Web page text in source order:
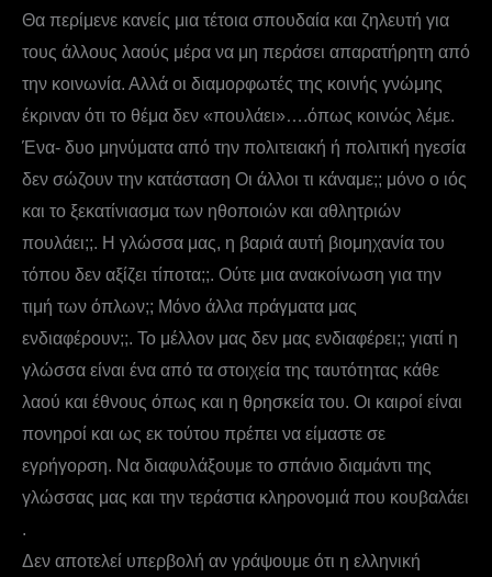
Θα περίμενε κανείς μια τέτοια σπουδαία και ζηλευτή για
τους άλλους λαούς μέρα να μη περάσει απαρατήρητη από
την κοινωνία. Αλλά οι διαμορφωτές της κοινής γνώμης
έκριναν ότι το θέμα δεν «πουλάει»….όπως κοινώς λέμε.
Ένα- δυο μηνύματα από την πολιτειακή ή πολιτική ηγεσία
δεν σώζουν την κατάσταση Οι άλλοι τι κάναμε;; μόνο ο ιός
και το ξεκατίνιασμα των ηθοποιών και αθλητριών
πουλάει;;. Η γλώσσα μας, η βαριά αυτή βιομηχανία του
τόπου δεν αξίζει τίποτα;;. Ούτε μια ανακοίνωση για την
τιμή των όπλων;; Μόνο άλλα πράγματα μας
ενδιαφέρουν;;. Το μέλλον μας δεν μας ενδιαφέρει;; γιατί η
γλώσσα είναι ένα από τα στοιχεία της ταυτότητας κάθε
λαού και έθνους όπως και η θρησκεία του. Οι καιροί είναι
πονηροί και ως εκ τούτου πρέπει να είμαστε σε
εγρήγορση. Να διαφυλάξουμε το σπάνιο διαμάντι της
γλώσσας μας και την τεράστια κληρονομιά που κουβαλάει
.
Δεν αποτελεί υπερβολή αν γράψουμε ότι η ελληνική